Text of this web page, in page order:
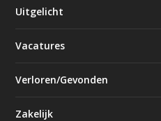
Uitgelicht
Vacatures
Verloren/Gevonden
Zakelijk